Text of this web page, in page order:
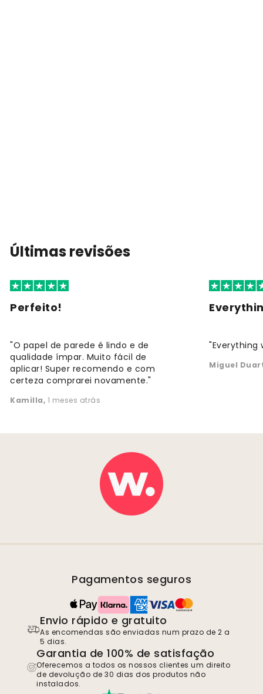
Últimas revisões
Perfeito!
"O papel de parede é lindo e de
qualidade ímpar. Muito fácil de
aplicar! Super recomendo e com
certeza comprarei novamente."
Kamilla, 1 meses atrás
"Everything
Miguel
Pagamentos seguros
Envio rápido e gratuito
As encomendas são enviadas num prazo de 2 a
5 dias.
Garantia de 100% de satisfação
Oferecemos a todos os nossos clientes um direito
de devolução de 30 dias dos produtos não
instalados.